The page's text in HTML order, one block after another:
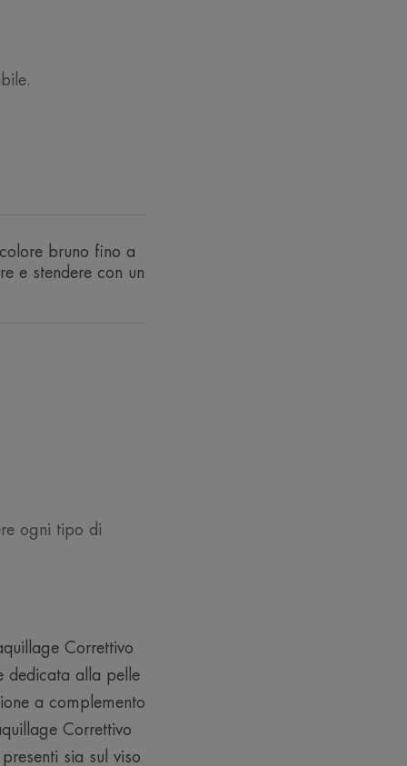
resistente all'acqua, al sudore e
SPF 20 che proteggono la pelle
bruno fino a
e stendere con un
ogni tipo di
Correttivo
dedicata alla pelle
a complemento
Correttivo
sia sul viso